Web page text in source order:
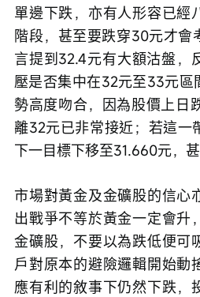
單邊下跌，亦有人形容已經
階段，甚至要跌穿30元才會
言提到32.4元有大額沽盤，
壓是否集中在32元至33元區
勢高度吻合，因為股價上日
離32元已非常接近；若這一
下一目標下移至31.660元，
市場對黃金及金礦股的信心
出戰爭不等於黃金一定會升
金礦股，不要以為跌低便可
戶對原本的避險邏輯開始動
應有利的敘事下仍然下跌，